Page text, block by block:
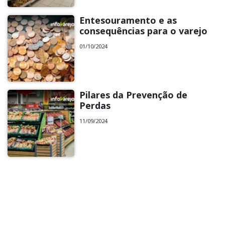
Entesouramento e as
consequências para o varejo
01/10/2024
Pilares da Prevenção de
Perdas
11/09/2024